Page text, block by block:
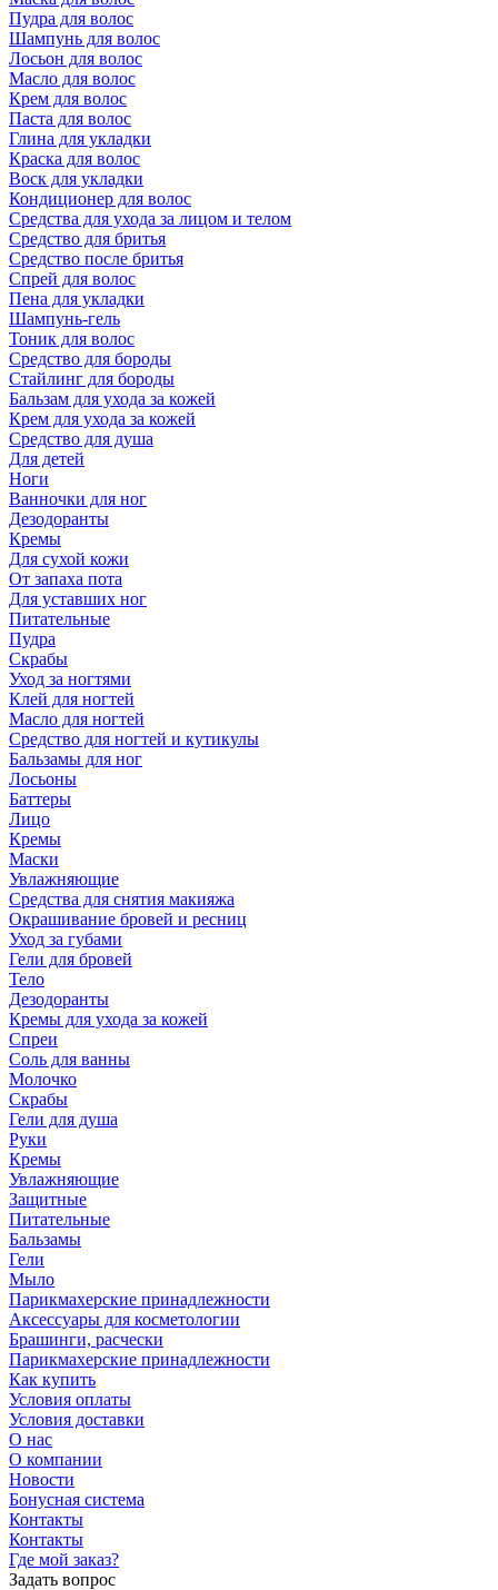
Пудра для волос
Шампунь для волос
Лосьон для волос
Масло для волос
Крем для волос
Паста для волос
Глина для укладки
Краска для волос
Воск для укладки
Кондиционер для волос
Средства для ухода за лицом и телом
Средство для бритья
Средство после бритья
Спрей для волос
Пена для укладки
Шампунь-гель
Тоник для волос
Средство для бороды
Стайлинг для бороды
Бальзам для ухода за кожей
Крем для ухода за кожей
Средство для душа
Для детей
Ноги
Ванночки для ног
Дезодоранты
Кремы
Для сухой кожи
От запаха пота
Для уставших ног
Питательные
Пудра
Скрабы
Уход за ногтями
Клей для ногтей
Масло для ногтей
Средство для ногтей и кутикулы
Бальзамы для ног
Лосьоны
Баттеры
Лицо
Кремы
Маски
Увлажняющие
Средства для снятия макияжа
Окрашивание бровей и ресниц
Уход за губами
Гели для бровей
Тело
Дезодоранты
Кремы для ухода за кожей
Спреи
Соль для ванны
Молочко
Скрабы
Гели для душа
Руки
Кремы
Увлажняющие
Защитные
Питательные
Бальзамы
Гели
Мыло
Парикмахерские принадлежности
Аксессуары для косметологии
Брашинги, расчески
Парикмахерские принадлежности
Как купить
Условия оплаты
Условия доставки
О нас
О компании
Новости
Бонусная система
Контакты
Контакты
Где мой заказ?
Задать вопрос